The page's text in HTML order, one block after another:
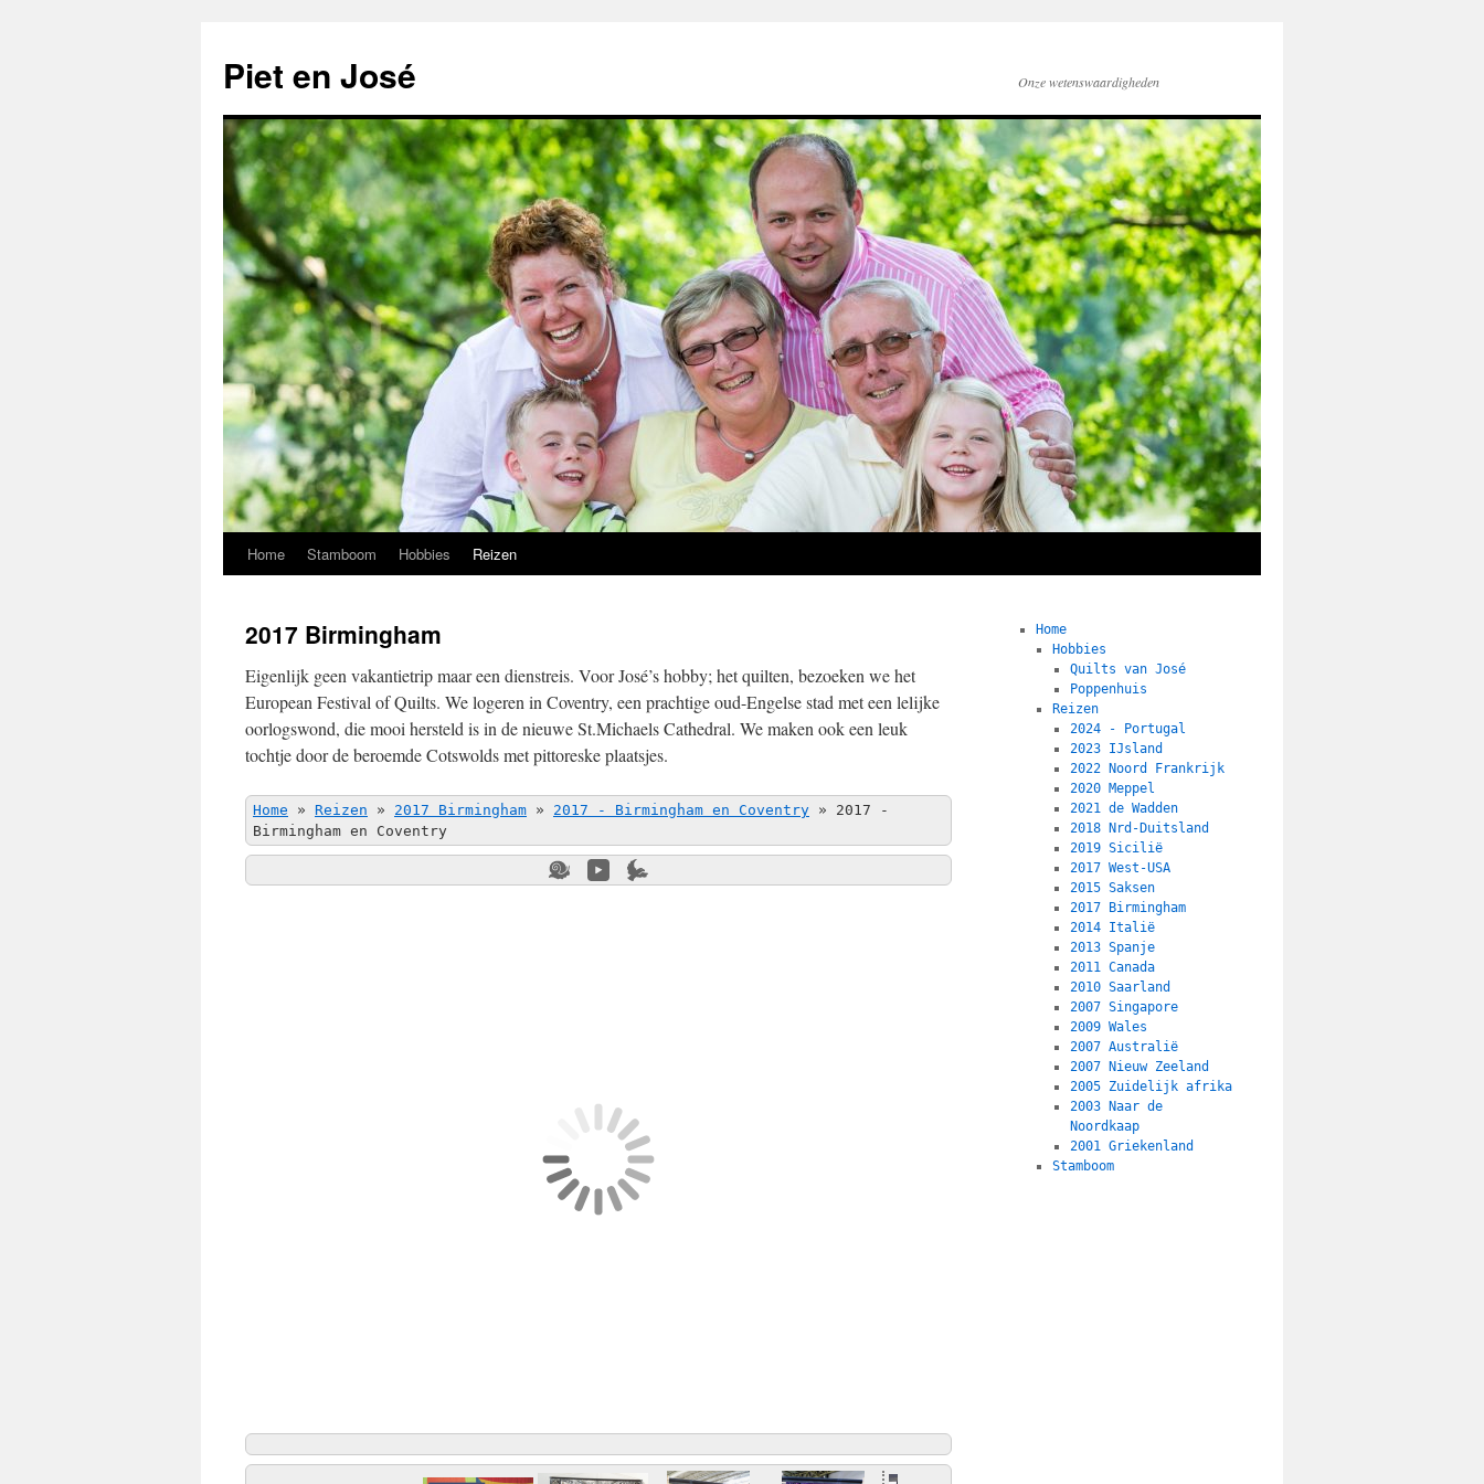
de
inhoud
Piet en José Onze wetenswaardigheden
Home Stamboom Hobbies Reizen
2017 Birmingham
Eigenlijk geen vakantietrip maar een dienstreis. Voor José’s hobby; het quilten, bezoeken we het
European Festival of Quilts. We logeren in Coventry, een prachtige oud-Engelse stad met een lelijke
oorlogswond, die mooi hersteld is in de nieuwe St.Michaels Cathedral. We maken ook een leuk
tochtje door de beroemde Cotswolds met pittoreske plaatsjes.
Home » Reizen » 2017 Birmingham » 2017 - Birmingham en Coventry » 2017 -
Birmingham en Coventry
Home
Hobbies
Quilts van José
Poppenhuis
Reizen
2024 - Portugal
2023 IJsland
2022 Noord Frankrijk
2020 Meppel
2021 de Wadden
2018 Nrd-Duitsland
2019 Sicilië
2017 West-USA
2015 Saksen
2017 Birmingham
2014 Italië
2013 Spanje
2011 Canada
2010 Saarland
2007 Singapore
2009 Wales
2007 Australië
2007 Nieuw Zeeland
2005 Zuidelijk afrika
2003 Naar de
Noordkaap
2001 Griekenland
Stamboom